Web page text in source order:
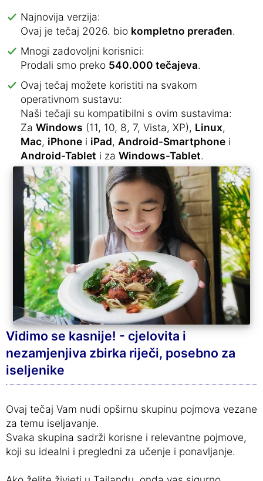
Najnovija verzija:
Ovaj je tečaj 2026. bio kompletno prerađen.
Mnogi zadovoljni korisnici:
Prodali smo preko 540.000 tečajeva.
Ovaj tečaj možete koristiti na svakom
operativnom sustavu:
Naši tečaji su kompatibilni s ovim sustavima:
Za Windows (11, 10, 8, 7, Vista, XP), Linux,
Mac, iPhone i iPad, Android-Smartphone i
Android-Tablet i za Windows-Tablet.
Vidimo se kasnije! - cjelovita i
nezamjenjiva zbirka riječi, posebno za
iseljenike
Ovaj tečaj Vam nudi opširnu skupinu pojmova vezane
za temu iseljavanje.
Svaka skupina sadrži korisne i relevantne pojmove,
koji su idealni i pregledni za učenje i ponavljanje.